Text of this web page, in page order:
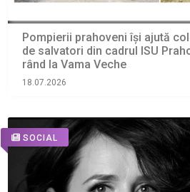
Pompierii prahoveni își ajută
de salvatori din cadrul ISU
rând la Vama Veche
18.07.2026
SOCIAL